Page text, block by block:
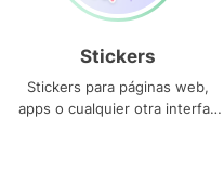
Stickers
Stickers para páginas web,
apps o cualquier otra interfaz